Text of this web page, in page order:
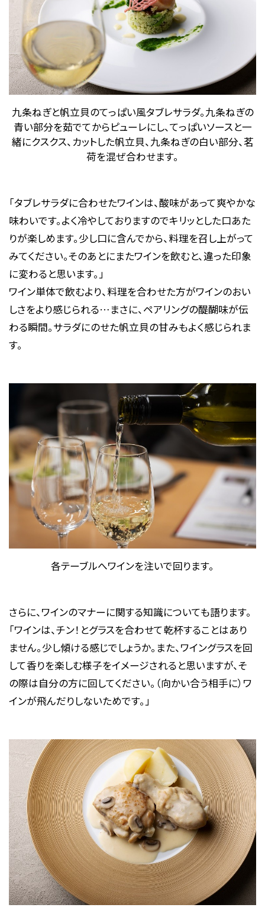
九条ねぎと帆立貝のてっぱい風タブレサラダ。九条ねぎの
青い部分を茹でてからピューレにし、てっぱいソースと一
緒にクスクス、カットした帆立貝、九条ねぎの白い部分、茗
荷を混ぜ合わせます。
「タブレサラダに合わせたワインは、酸味があって爽やかな
味わいです。よく冷やしておりますのでキリッとした口あた
りが楽しめます。少し口に含んでから、料理を召し上がって
みてください。そのあとにまたワインを飲むと、違った印象
に変わると思います。」
ワイン単体で飲むより、料理を合わせた方がワインのおい
しさをより感じられる…まさに、ペアリングの醍醐味が伝
わる瞬間。サラダにのせた帆立貝の甘みもよく感じられま
す。
各テーブルへワインを注いで回ります。
さらに、ワインのマナーに関する知識についても語ります。
「ワインは、チン！とグラスを合わせて乾杯することはあり
ません。少し傾ける感じでしょうか。また、ワイングラスを回
して香りを楽しむ様子をイメージされると思いますが、そ
の際は自分の方に回してください。（向かい合う相手に）ワ
インが飛んだりしないためです。」